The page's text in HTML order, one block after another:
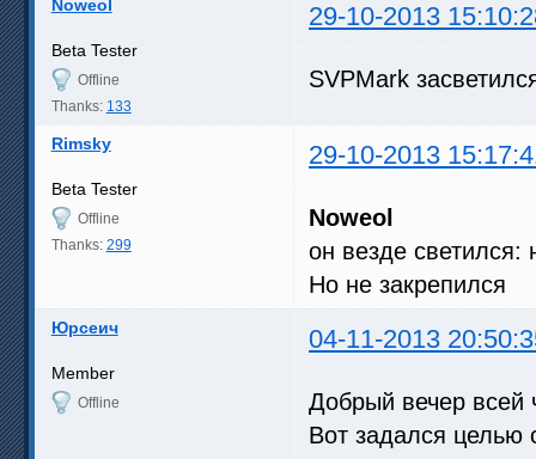
Noweol 29-10-2013
Beta Tester
Offline
Thanks: 133
SVPMark
Rimsky 29-10-2013
Beta Tester
Offline
Thanks: 299
Noweol
он везде
Но не закрепился
Юрсеич 04-11-2013
Member
Offline
Добрый вечер всей
Вот задался целью